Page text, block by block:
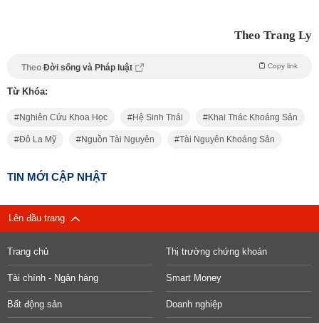
Theo Trang Ly
Theo Đời sống và Pháp luật Copy link
Từ Khóa:
Nghiên Cứu Khoa Học Hệ Sinh Thái Khai Thác Khoáng Sản
Đô La Mỹ Nguồn Tài Nguyên Tài Nguyên Khoáng Sản
TIN MỚI CẬP NHẬT
Lên đầu trang
Trang chủ Thị trường chứng khoán
Tài chính - Ngân hàng Smart Money
Bất động sản Doanh nghiệp